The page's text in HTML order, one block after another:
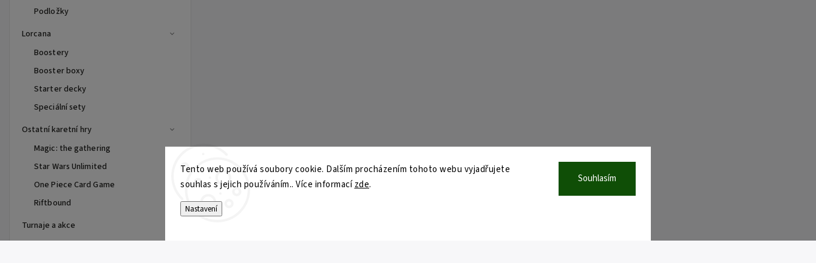
Tento web používá soubory cookie. Dalším procházením tohoto webu vyjadřujete
souhlas s jejich používáním.. Více informacízde.
Nastavení
Souhlasím
Podložky
Lorcana
Boostery
Booster boxy
Starter decky
Speciální sety
Ostatní karetní hry
Magic: the gathering
Star Wars Unlimited
One Piece Card Game
Riftbound
Turnaje a akce